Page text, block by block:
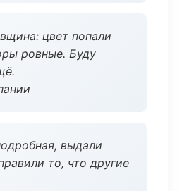
цвет попали
ровные. Буду
выдали
то, что другие